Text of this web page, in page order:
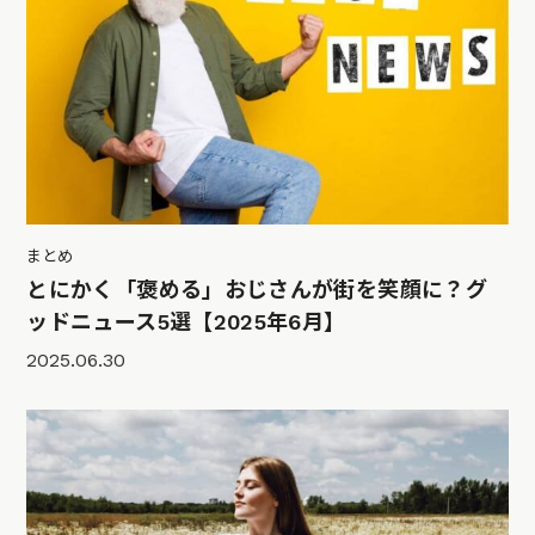
まとめ
とにかく「褒める」おじさんが街を笑顔に？グ
ッドニュース5選【2025年6月】
2025.06.30